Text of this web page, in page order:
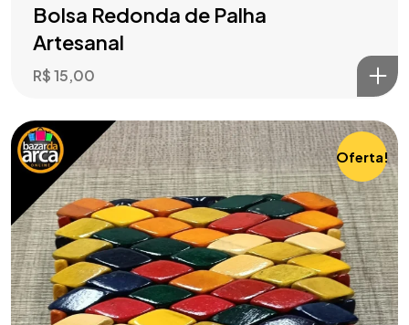
Bolsa Redonda de Palha
Artesanal
R$15,00
Oferta!